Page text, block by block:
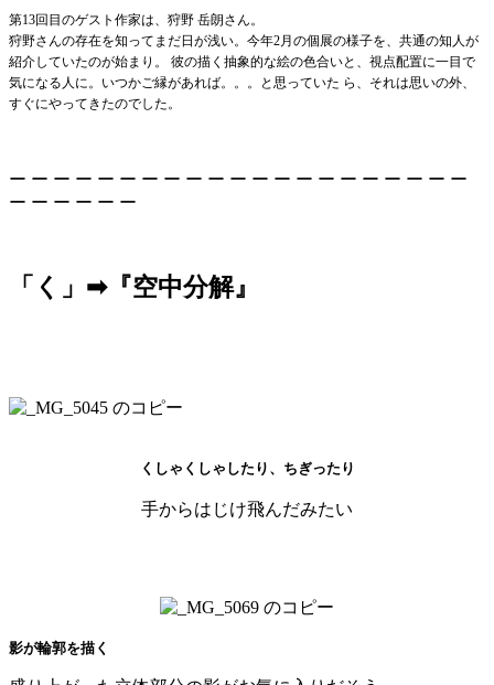
第13回目のゲスト作家は、狩野 岳朗さん。
狩野さんの存在を知ってまだ日が浅い。今年2月の個展の様子を、共通の知人が
紹介していたのが始まり。 彼の描く抽象的な絵の色合いと、視点配置に一目で
気になる人に。いつかご縁があれば。。。と思っていた ら、それは思いの外、
すぐにやってきたのでした。
ー ー ー ー ー ー ー ー ー ー ー ー ー ー ー ー ー ー ー ー ー
ー ー ー ー ー ー
「く」➡『空中分解』
くしゃくしゃしたり、ちぎったり
手からはじけ飛んだみたい
影が輪郭を描く